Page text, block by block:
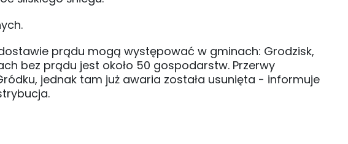
prądu mogą występować w gminach: Grodzisk,
bez prądu jest około 50 gospodarstw. Przerwy
jednak tam już awaria została usunięta - informuje